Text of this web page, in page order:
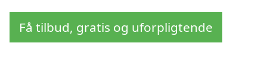
Få tilbud, gratis og uforpligtende